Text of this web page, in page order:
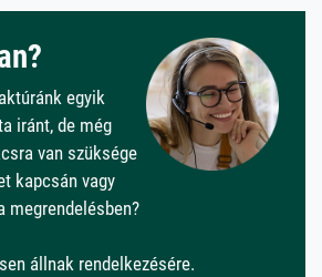
egyik
iránt, de még
van szüksége
kapcsán vagy
megrendelésben?
állnak rendelkezésére.